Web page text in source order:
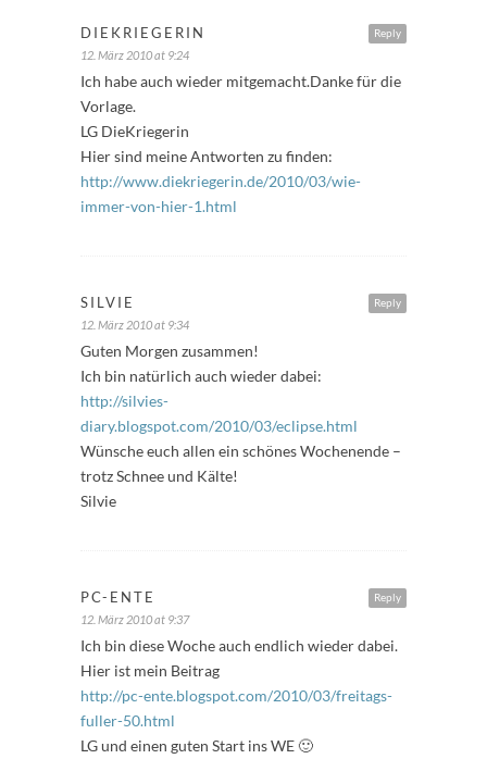
Reply
DIEKRIEGERIN
12. März 2010 at 9:24
Ich habe auch wieder mitgemacht.Danke für die
Vorlage.
LG DieKriegerin
Hier sind meine Antworten zu finden:
http://www.diekriegerin.de/2010/03/wie-
immer-von-hier-1.html
Reply
SILVIE
12. März 2010 at 9:34
Guten Morgen zusammen!
Ich bin natürlich auch wieder dabei:
http://silvies-
diary.blogspot.com/2010/03/eclipse.html
Wünsche euch allen ein schönes Wochenende –
trotz Schnee und Kälte!
Silvie
Reply
PC-ENTE
12. März 2010 at 9:37
Ich bin diese Woche auch endlich wieder dabei.
Hier ist mein Beitrag
http://pc-ente.blogspot.com/2010/03/freitags-
fuller-50.html
LG und einen guten Start ins WE 🙂